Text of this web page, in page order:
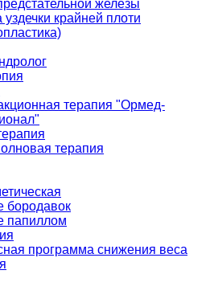
железы
уздечки крайней плоти
терапия "Ормед-
терапия
бородавок
папиллом
программа снижения веса